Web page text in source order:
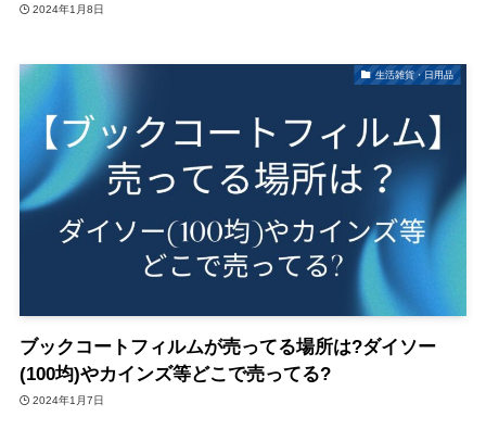
2024年1月8日
生活雑貨・日用品
ブックコートフィルムが売ってる場所は?ダイソー
(100均)やカインズ等どこで売ってる?
2024年1月7日